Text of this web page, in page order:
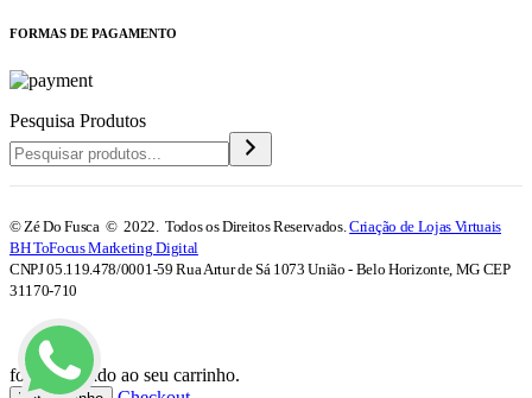
FORMAS DE PAGAMENTO
Pesquisa Produtos
© Zé Do Fusca © 2022. Todos os Direitos Reservados.Criação de Lojas Virtuais
BH ToFocus Marketing Digital
CNPJ 05.119.478/0001-59 Rua Artur de Sá 1073 União - Belo Horizonte, MG CEP
31170-710
foi adicionado ao seu carrinho.